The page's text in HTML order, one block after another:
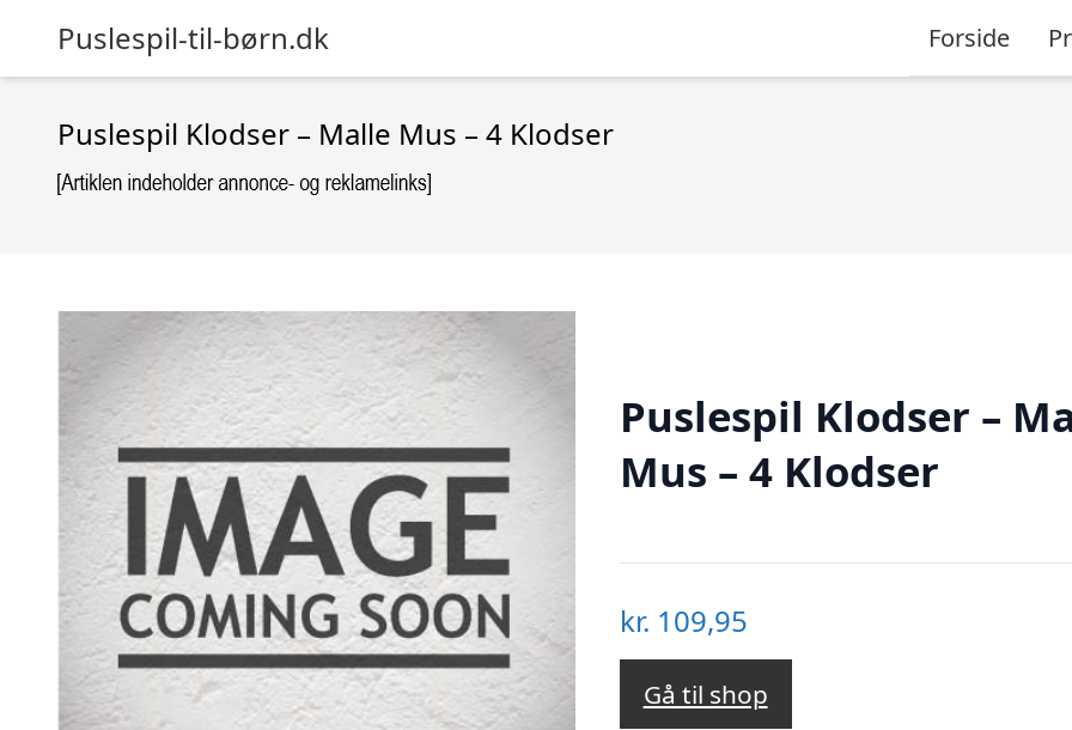
Puslespil-til-børn.dk Forside
Puslespil Klodser – Malle Mus – 4 Klodser
Puslespil Klodser –
Mus – 4 Klodser
kr. 109,95
Gå til shop